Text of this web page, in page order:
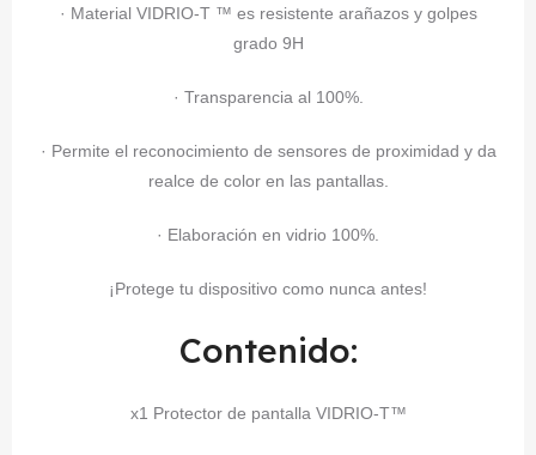
· Material VIDRIO-T ™ es resistente arañazos y golpes
grado 9H
· Transparencia al 100%.
· Permite el reconocimiento de sensores de proximidad y da
realce de color en las pantallas.
· Elaboración en vidrio 100%.
¡Protege tu dispositivo como nunca antes!
Contenido:
x1 Protector de pantalla VIDRIO-T™